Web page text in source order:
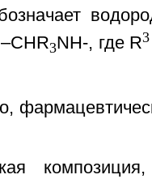
3NH-, где R3